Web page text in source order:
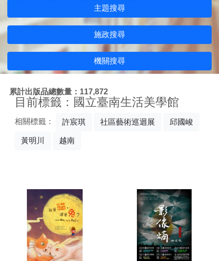
主題搜尋
施政搜尋
機關搜尋
累計出版品總數量：117,872
目前標籤：國立臺南生活美學館
相關標籤： 許宸琪 社區藝術巡迴展 邱國峻
黃明川 越南